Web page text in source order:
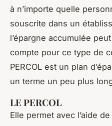
à n’importe quelle
souscrite dans un
l’épargne accumulée
compte pour ce type de
PERCOL est un plan
un terme un peu plus
LE PERCOL
Elle permet avec l’aide